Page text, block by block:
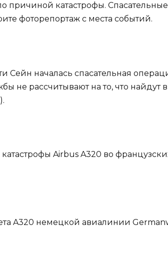
причиной катастрофы.
фоторепортаж с места событий.
Сейн началась спасательная
не рассчитывают на то, что найдут
Airbus A320 во
A320 немецкой авиалинии